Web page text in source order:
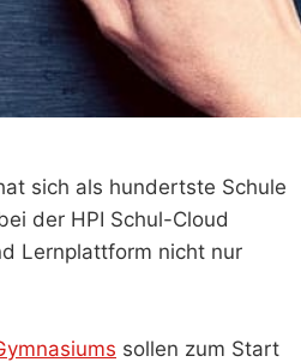
sich als hundertste Schule
der HPI Schul-Cloud
Lernplattform nicht nur
sollen zum Start